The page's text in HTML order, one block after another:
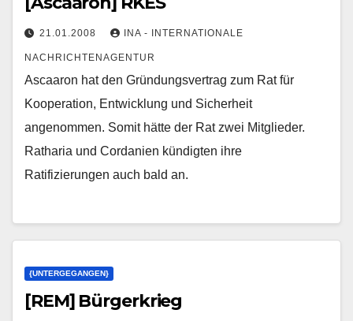
21.01.2008 INA - INTERNATIONALE
NACHRICHTENAGENTUR
Ascaaron hat den Gründungsvertrag zum Rat für
Kooperation, Entwicklung und Sicherheit
angenommen. Somit hätte der Rat zwei Mitglieder.
Ratharia und Cordanien kündigten ihre
Ratifizierungen auch bald an.
{UNTERGEGANGEN}
[REM] Bürgerkrieg